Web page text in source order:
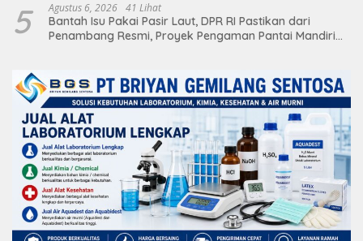
5 Agustus 6, 2026 41 Lihat
Bantah Isu Pakai Pasir Laut, DPR RI Pastikan dari
Penambang Resmi, Proyek Pengaman Pantai Mandiri